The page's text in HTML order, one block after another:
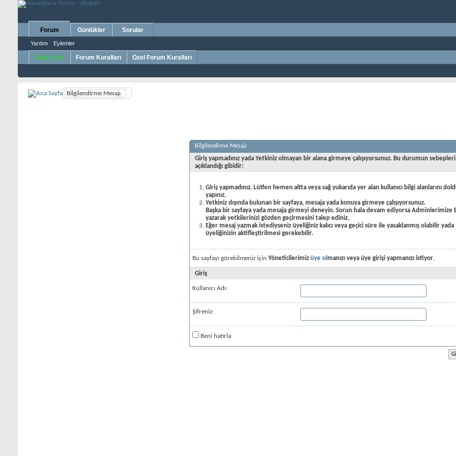
Forum
Yardım Eylemler
Günlükler Sorular
Bağış Yap Forum Kuralları Özel Forum Kuralları
Bilgilendirme Mesajı
Bilgilendirme Mesajı
Giriş yapmadınız yada Yetkiniz olmayan bir alana girmeye çalışıyorsunuz. Bu durumun sebepleri
açıklandığı gibidir:
Giriş yapmadınız. Lütfen hemen altta veya sağ yukarıda yer alan kullanıcı bilgi alanlarını
yapınız.
Yetkiniz dışında bulunan bir sayfaya, mesaja yada konuya girmeye çalışıyorsunuz.
Başka bir sayfaya yada mesaja girmeyi deneyin. Sorun hala devam ediyorsa Adminlerimize
yazarak yetkilerinizi gözden geçirmesini talep ediniz.
Eğer mesaj yazmak istediyseniz üyeliğiniz kalıcı veya geçici süre ile yasaklanmış olabilir yada
üyeliğinizin aktifleştirilmesi gerekebilir.
Bu sayfayı görebilmeniz için Yöneticilerimiz üye ol manızı veya üye girişi yapmanızı istiyor.
Giriş
Kullanıcı Adı:
Şifreniz:
Beni hatırla